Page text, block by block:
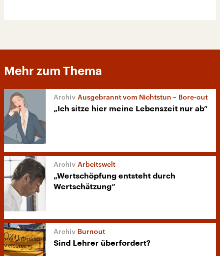
Mehr zum Thema
Ausgebrannt vom Nichtstun – Bore-out
„Ich sitze hier meine Lebenszeit nur ab“
Arbeitswelt
„Wertschöpfung entsteht durch
Wertschätzung“
Burnout
Sind Lehrer überfordert?